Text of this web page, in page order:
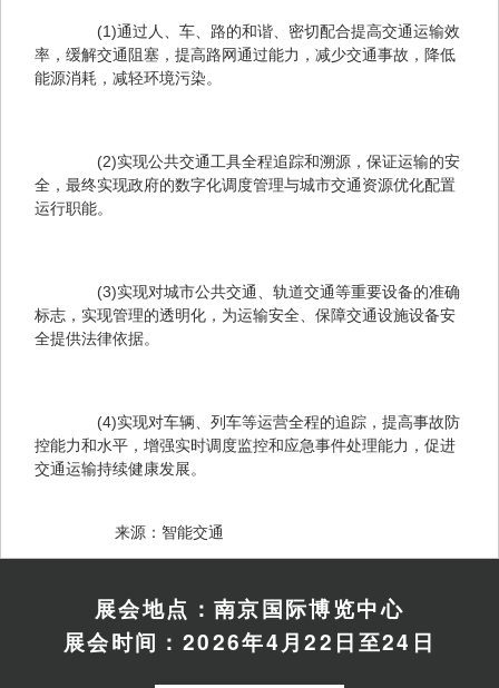
(1)通过人、车、路的和谐、密切配合提高交通运输效
率，缓解交通阻塞，提高路网通过能力，减少交通事故，降低
能源消耗，减轻环境污染。
(2)实现公共交通工具全程追踪和溯源，保证运输的安
全，最终实现政府的数字化调度管理与城市交通资源优化配置
运行职能。
(3)实现对城市公共交通、轨道交通等重要设备的准确
标志，实现管理的透明化，为运输安全、保障交通设施设备安
全提供法律依据。
(4)实现对车辆、列车等运营全程的追踪，提高事故防
控能力和水平，增强实时调度监控和应急事件处理能力，促进
交通运输持续健康发展。
来源：智能交通
展会地点：南京国际博览中心
展会时间：2026年4月22日至24日